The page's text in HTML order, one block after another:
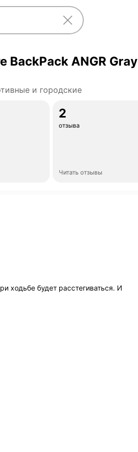
BackPack ANGR Gray
и городские
2
отзыва
Читать отзывы
ходьбе будет расстегиваться. И